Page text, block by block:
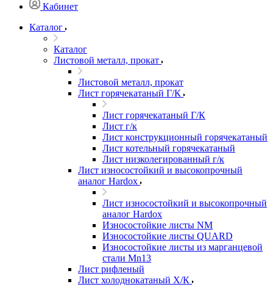
Кабинет
Каталог
Каталог
Листовой металл, прокат
Листовой металл, прокат
Лист горячекатаный Г/К
Лист горячекатаный Г/К
Лист г/к
Лист конструкционный горячекатаный
Лист котельный горячекатаный
Лист низколегированный г/к
Лист износостойкий и высокопрочный
аналог Hardox
Лист износостойкий и высокопрочный
аналог Hardox
Износостойкие листы NM
Износостойкие листы QUARD
Износостойкие листы из марганцевой
стали Mn13
Лист рифленый
Лист холоднокатаный Х/К